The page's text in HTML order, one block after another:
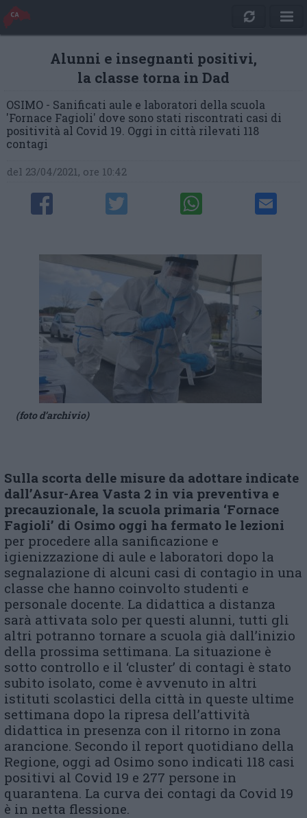
Alunni e insegnanti positivi,
la classe torna in Dad
OSIMO - Sanificati aule e laboratori della scuola
'Fornace Fagioli' dove sono stati riscontrati casi di
positività al Covid 19. Oggi in città rilevati 118
contagi
del 23/04/2021, ore 10:42
(foto d’archivio)
Sulla scorta delle misure da adottare indicate
dall’Asur-Area Vasta 2 in via preventiva e
precauzionale, la scuola primaria ‘Fornace
Fagioli’ di Osimo oggi ha fermato le lezioni
per procedere alla sanificazione e
igienizzazione di aule e laboratori dopo la
segnalazione di alcuni casi di contagio in una
classe che hanno coinvolto studenti e
personale docente. La didattica a distanza
sarà attivata solo per questi alunni, tutti gli
altri potranno tornare a scuola già dall’inizio
della prossima settimana. La situazione è
sotto controllo e il ‘cluster’ di contagi è stato
subito isolato, come è avvenuto in altri
istituti scolastici della città in queste ultime
settimana dopo la ripresa dell’attività
didattica in presenza con il ritorno in zona
arancione. Secondo il report quotidiano della
Regione, oggi ad Osimo sono indicati 118 casi
positivi al Covid 19 e 277 persone in
quarantena. La curva dei contagi da Covid 19
è in netta flessione.